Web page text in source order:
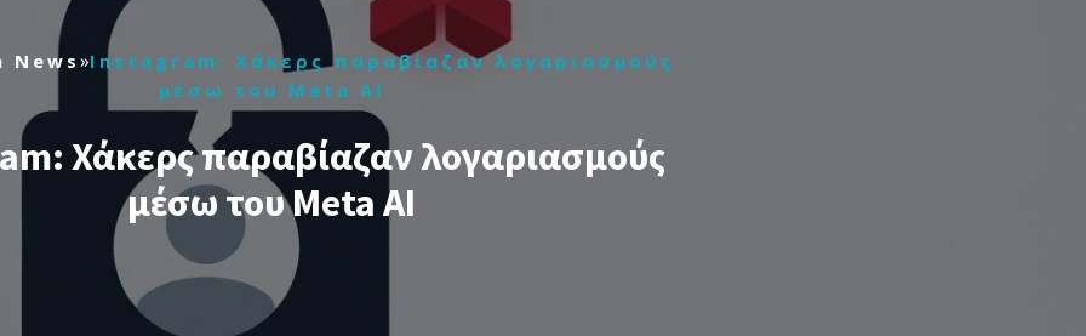
News»Instagram: Χάκερς παραβίαζαν λογαριασμούς
μέσω του Meta AI
Χάκερς παραβίαζαν λογαριασμούς
μέσω του Meta AI